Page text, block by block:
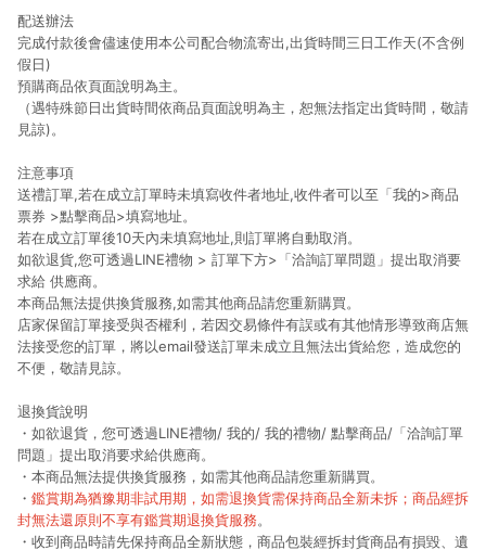
配送辦法
完成付款後會儘速使用本公司配合物流寄出,出貨時間三日工作天(不含例
假日)
預購商品依頁面說明為主。
（遇特殊節日出貨時間依商品頁面說明為主，恕無法指定出貨時間，敬請
見諒)。
注意事項
送禮訂單,若在成立訂單時未填寫收件者地址,收件者可以至「我的>商品
票券 >點擊商品>填寫地址。
若在成立訂單後10天內未填寫地址,則訂單將自動取消。
如欲退貨,您可透過LINE禮物 > 訂單下方>「洽詢訂單問題」提出取消要
求給 供應商。
本商品無法提供換貨服務,如需其他商品請您重新購買。
店家保留訂單接受與否權利，若因交易條件有誤或有其他情形導致商店無
法接受您的訂單，將以email發送訂單未成立且無法出貨給您，造成您的
不便，敬請見諒。
退換貨說明
・如欲退貨，您可透過LINE禮物/ 我的/ 我的禮物/ 點擊商品/「洽詢訂單
問題」提出取消要求給供應商。
・本商品無法提供換貨服務，如需其他商品請您重新購買。
・ 鑑賞期為猶豫期非試用期，如需退換貨需保持商品全新未拆；商品經拆
封無法還原則不享有鑑賞期退換貨服務。
・收到商品時請先保持商品全新狀態，商品包裝經拆封貨商品有損毀、遺